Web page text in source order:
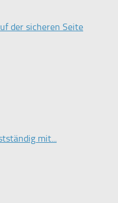
der sicheren Seite
mit...